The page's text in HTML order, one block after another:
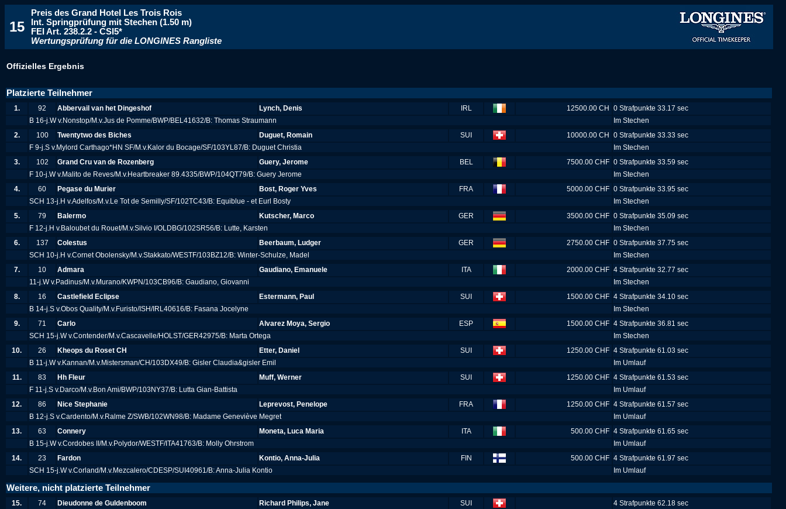
15
Preis des Grand Hotel Les Trois Rois
Int. Springprüfung mit Stechen (1.50 m)
FEI Art. 238.2.2 - CSI5*
Wertungsprüfung für die LONGINES Rangliste
Offizielles Ergebnis
Platzierte Teilnehmer
1. 92 Abbervail van het Dingeshof Lynch, Denis IRL 12500.00 CH
0 Strafpunkte 33.17 sec
B 16-j.W v.Nonstop/M.v.Jus de Pomme/BWP/BEL41632/B: Thomas Straumann
Im Stechen
2.
100 Twentytwo des Biches Duguet, Romain SUI 10000.00 CH
0 Strafpunkte 33.33 sec
F 9-j.S v.Mylord Carthago*HN SF/M.v.Kalor du Bocage/SF/103YL87/B: Duguet Christia
Im Stechen
3.
102 Grand Cru van de Rozenberg Guery, Jerome BEL 7500.00 CHF 0 Strafpunkte 33.59 sec
F 10-j.W v.Malito de Reves/M.v.Heartbreaker 89.4335/BWP/104QT79/B: Guery Jerome
Im Stechen
4.
60 Pegase du Murier Bost, Roger Yves FRA 5000.00 CHF 0 Strafpunkte 33.95 sec
SCH 13-j.H v.Adelfos/M.v.Le Tot de Semilly/SF/102TC43/B: Equiblue - et Eurl Bosty
Im Stechen
5.
79 Balermo Kutscher, Marco GER 3500.00 CHF 0 Strafpunkte 35.09 sec
F 12-j.H v.Baloubet du Rouet/M.v.Silvio I/OLDBG/102SR56/B: Lutte, Karsten
Im Stechen
6.
137 Colestus Beerbaum, Ludger GER 2750.00 CHF 0 Strafpunkte 37.75 sec
SCH 10-j.H v.Cornet Obolensky/M.v.Stakkato/WESTF/103BZ12/B: Winter-Schulze, Madel
Im Stechen
7.
10 Admara Gaudiano, Emanuele ITA 2000.00 CHF 4 Strafpunkte 32.77 sec
11-j.W v.Padinus/M.v.Murano/KWPN/103CB96/B: Gaudiano, Giovanni
Im Stechen
8.
16 Castlefield Eclipse Estermann, Paul SUI 1500.00 CHF 4 Strafpunkte 34.10 sec
B 14-j.S v.Obos Quality/M.v.Furisto/ISH/IRL40616/B: Fasana Jocelyne
Im Stechen
9.
71 Carlo Alvarez Moya, Sergio ESP 1500.00 CHF 4 Strafpunkte 36.81 sec
SCH 15-j.W v.Contender/M.v.Cascavelle/HOLST/GER42975/B: Marta Ortega
Im Stechen
10.
26 Kheops du Roset CH Etter, Daniel SUI 1250.00 CHF 4 Strafpunkte 61.03 sec
B 11-j.W v.Kannan/M.v.Mistersman/CH/103DX49/B: Gisler Claudia&gisler Emil
Im Umlauf
11.
83 Hh Fleur Muff, Werner SUI 1250.00 CHF 4 Strafpunkte 61.53 sec
F 11-j.S v.Darco/M.v.Bon Ami/BWP/103NY37/B: Lutta Gian-Battista
Im Umlauf
12.
86 Nice Stephanie Leprevost, Penelope FRA 1250.00 CHF 4 Strafpunkte 61.57 sec
B 12-j.S v.Cardento/M.v.Ralme Z/SWB/102WN98/B: Madame Geneviève Megret
Im Umlauf
13.
63 Connery Moneta, Luca Maria ITA 500.00 CHF 4 Strafpunkte 61.65 sec
B 15-j.W v.Cordobes II/M.v.Polydor/WESTF/ITA41763/B: Molly Ohrstrom
Im Umlauf
14.
23 Fardon Kontio, Anna-Julia FIN 500.00 CHF 4 Strafpunkte 61.97 sec
SCH 15-j.W v.Corland/M.v.Mezcalero/CDESP/SUI40961/B: Anna-Julia Kontio
Im Umlauf
Weitere, nicht platzierte Teilnehmer
15. 74 Dieudonne de Guldenboom Richard Philips, Jane SUI
4 Strafpunkte 62.18 sec